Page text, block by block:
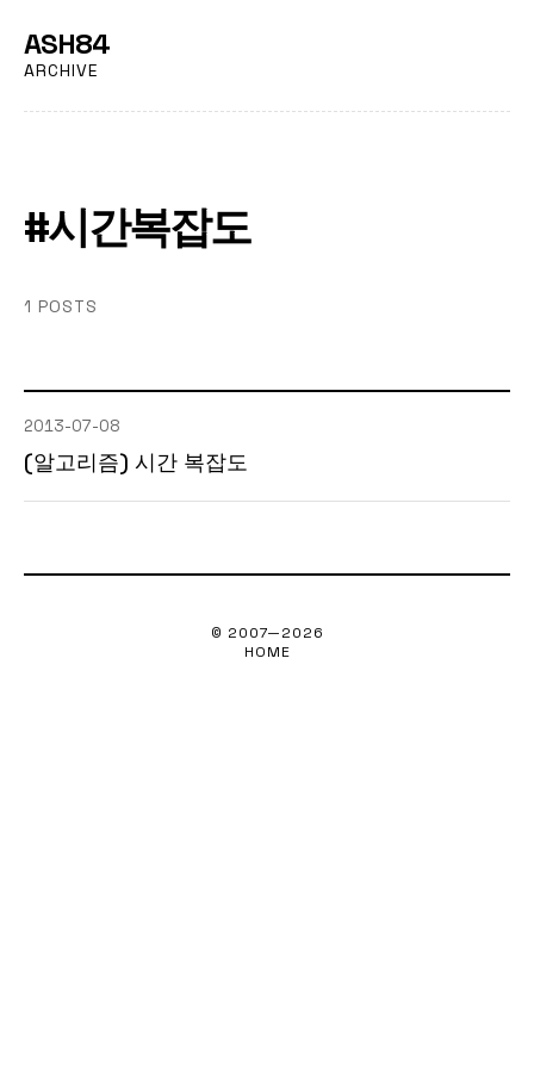
ASH84
ARCHIVE
#시간복잡도
1 POSTS
2013-07-08
(알고리즘) 시간 복잡도
© 2007—2026
HOME